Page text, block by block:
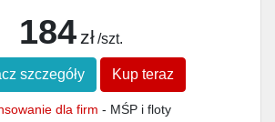
184 zł /szt.
szczegóły Kup teraz
dla firm - MŚP i floty